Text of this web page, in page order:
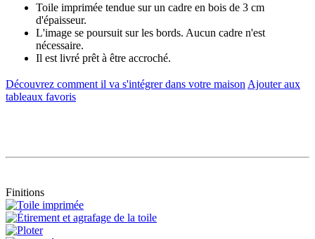
Toile imprimée tendue sur un cadre en bois de 3 cm
d'épaisseur.
L'image se poursuit sur les bords. Aucun cadre n'est
nécessaire.
Il est livré prêt à être accroché.
Découvrez comment il va s'intégrer dans votre maison Ajouter aux
tableaux favoris
Finitions